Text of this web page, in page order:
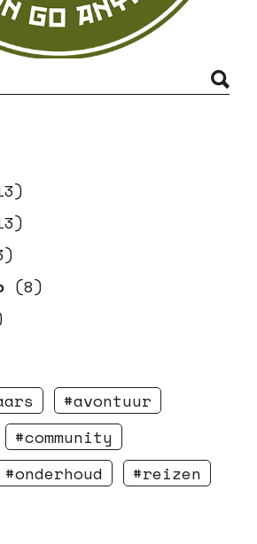
(8)
avontuur
community
onderhoud reizen